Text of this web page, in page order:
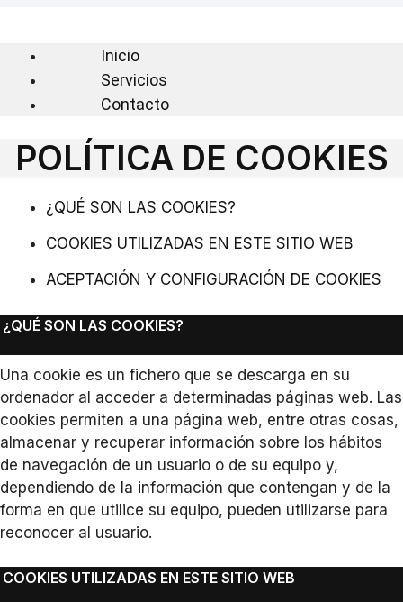
Inicio
Servicios
Contacto
POLÍTICA DE COOKIES
¿QUÉ SON LAS COOKIES?
COOKIES UTILIZADAS EN ESTE SITIO WEB
ACEPTACIÓN Y CONFIGURACIÓN DE COOKIES
¿QUÉ SON LAS COOKIES?
Una cookie es un fichero que se descarga en su
ordenador al acceder a determinadas páginas web. Las
cookies permiten a una página web, entre otras cosas,
almacenar y recuperar información sobre los hábitos
de navegación de un usuario o de su equipo y,
dependiendo de la información que contengan y de la
forma en que utilice su equipo, pueden utilizarse para
reconocer al usuario.
COOKIES UTILIZADAS EN ESTE SITIO WEB